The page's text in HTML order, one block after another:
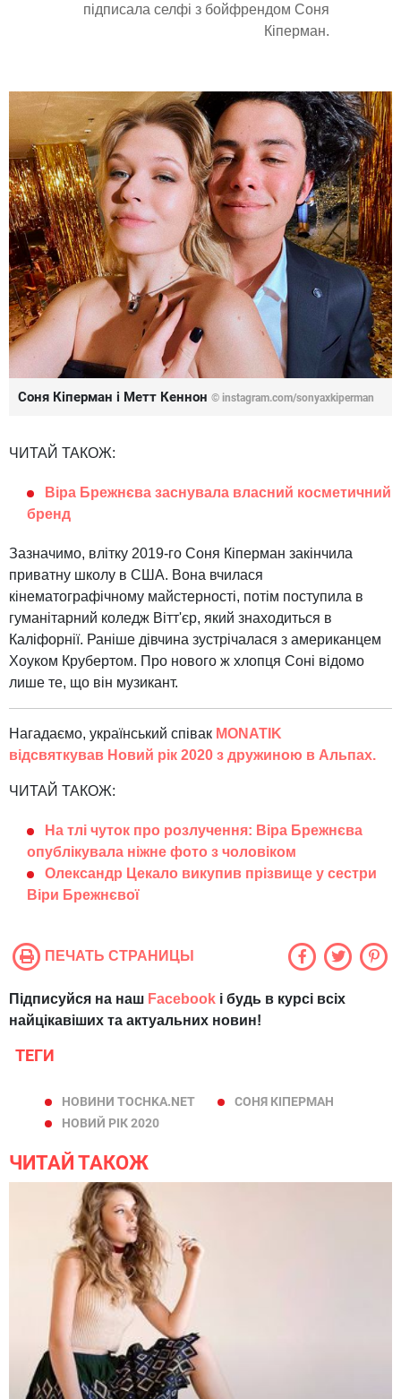
підписала селфі з бойфрендом Соня
Кіперман.
Соня Кіперман і Метт Кеннон © instagram.com/sonyaxkiperman
ЧИТАЙ ТАКОЖ:
Віра Брежнєва заснувала власний косметичний
бренд
Зазначимо, влітку 2019-го Соня Кіперман закінчила
приватну школу в США. Вона вчилася
кінематографічному майстерності, потім поступила в
гуманітарний коледж Вітт'єр, який знаходиться в
Каліфорнії. Раніше дівчина зустрічалася з американцем
Хоуком Крубертом. Про нового ж хлопця Соні відомо
лише те, що він музикант.
Нагадаємо, український співак MONATIK
відсвяткував Новий рік 2020 з дружиною в Альпах.
ЧИТАЙ ТАКОЖ:
На тлі чуток про розлучення: Віра Брежнєва
опублікувала ніжне фото з чоловіком
Олександр Цекало викупив прізвище у сестри
Віри Брежнєвої
ПЕЧАТЬ СТРАНИЦЫ
Підписуйся на наш Facebook і будь в курсі всіх
найцікавіших та актуальних новин!
ТЕГИ
НОВИНИ TOCHKA.NET
СОНЯ КІПЕРМАН
НОВИЙ РІК 2020
ЧИТАЙ ТАКОЖ